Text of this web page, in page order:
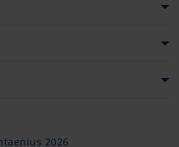
en skada?
2026